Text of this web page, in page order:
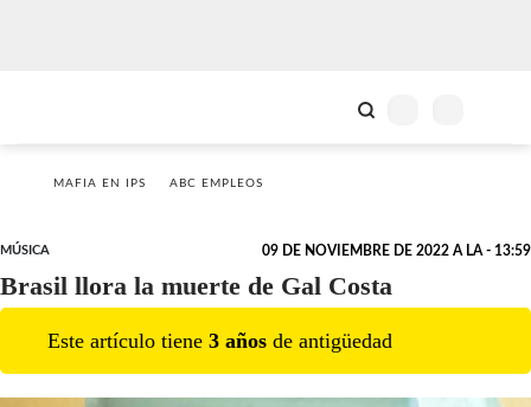
MAFIA EN IPS ABC EMPLEOS
MÚSICA 09 DE NOVIEMBRE DE 2022 A LA - 13:59
Brasil llora la muerte de Gal Costa
Este artículo tiene 3 años de antigüedad